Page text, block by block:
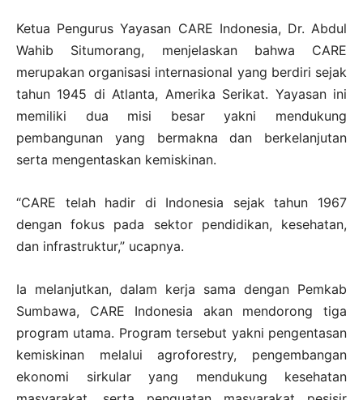
Ketua Pengurus Yayasan CARE Indonesia, Dr. Abdul
Wahib Situmorang, menjelaskan bahwa CARE
merupakan organisasi internasional yang berdiri sejak
tahun 1945 di Atlanta, Amerika Serikat. Yayasan ini
memiliki dua misi besar yakni mendukung
pembangunan yang bermakna dan berkelanjutan
serta mengentaskan kemiskinan.
“CARE telah hadir di Indonesia sejak tahun 1967
dengan fokus pada sektor pendidikan, kesehatan,
dan infrastruktur,” ucapnya.
Ia melanjutkan, dalam kerja sama dengan Pemkab
Sumbawa, CARE Indonesia akan mendorong tiga
program utama. Program tersebut yakni pengentasan
kemiskinan melalui agroforestry, pengembangan
ekonomi sirkular yang mendukung kesehatan